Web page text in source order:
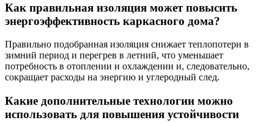
Как правильная изоляция может повысить
энергоэффективность каркасного дома?
Правильно подобранная изоляция снижает теплопотери в
зимний период и перегрев в летний, что уменьшает
потребность в отоплении и охлаждении и, следовательно,
сокращает расходы на энергию и углеродный след.
Какие дополнительные технологии можно
использовать для повышения устойчивости